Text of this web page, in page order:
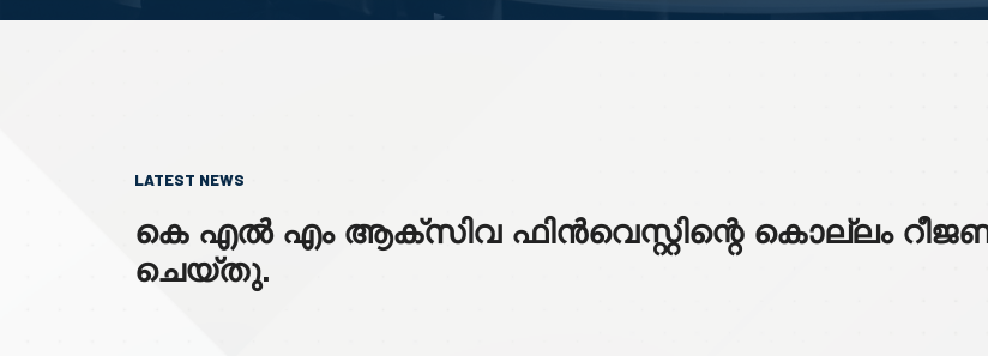
LATEST NEWS
കെ എൽ എം ആക്സിവ ഫിൻവെസ്റ്റിന്റെ കൊല്ലം
ചെയ്തു.